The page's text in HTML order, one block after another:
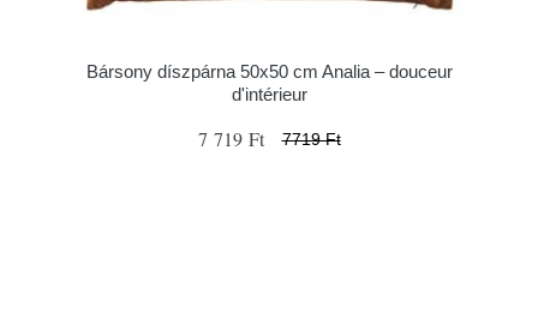
Bársony díszpárna 50x50 cm Analia – douceur
d'intérieur
7 719 Ft 7719 Ft